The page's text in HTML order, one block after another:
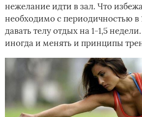
нежелание идти в зал. Что
необходимо с периодичностью в
давать телу отдых на 1-1,5
иногда и менять и принципы